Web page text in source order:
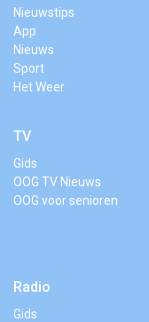
Nieuwstips
App
Nieuws
Sport
Het Weer
TV
Gids
OOG TV Nieuws
OOG voor senioren
Radio
Gids